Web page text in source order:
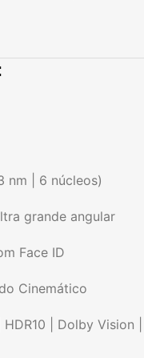
nm | 6 núcleos)
grande angular
Face ID
Cinemático
| Dolby Vision |